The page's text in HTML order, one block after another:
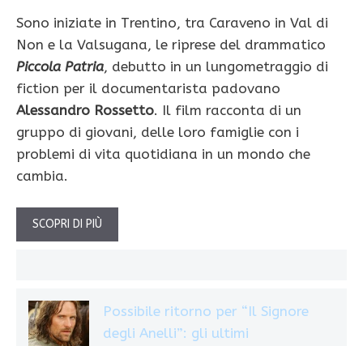
Sono iniziate in Trentino, tra Caraveno in Val di
Non e la Valsugana, le riprese del drammatico
Piccola Patria, debutto in un lungometraggio di
fiction per il documentarista padovano
Alessandro Rossetto. Il film racconta di un
gruppo di giovani, delle loro famiglie con i
problemi di vita quotidiana in un mondo che
cambia.
SCOPRI DI PIÙ
Possibile ritorno per “Il Signore
degli Anelli”: gli ultimi